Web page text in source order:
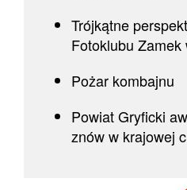
Trójkątne
Fotoklubu Zamek
Pożar kombajnu
Powiat Gryficki
znów w krajowej